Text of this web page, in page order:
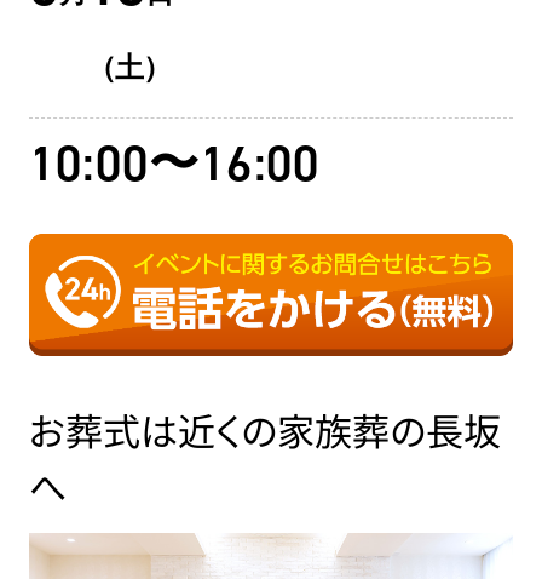
（土）
10:00〜16:00
お葬式は近くの家族葬の長坂
へ